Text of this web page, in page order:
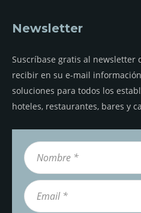
Newsletter
Suscríbase gratis al newsletter
recibir en su e-mail
soluciones para todos los
hoteles, restaurantes, bares y